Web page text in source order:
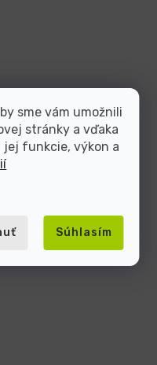
sme vám umožnili
stránky a vďaka
jej funkcie, výkon a
Súhlasím